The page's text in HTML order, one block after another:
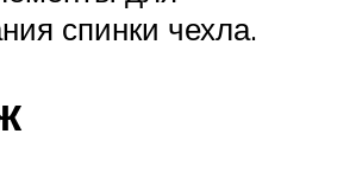
спинки чехла.